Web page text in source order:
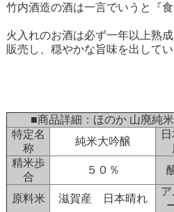
竹内酒造の酒は一言でいうと『食
火入れのお酒は必ず一年以上熟
販売し、穏やかな旨味を出してい
■商品詳細：ほのか 山廃純
特定名
称
純米大吟醸
精米歩
合
５０％
原料米 滋賀産 日本晴れ
ア